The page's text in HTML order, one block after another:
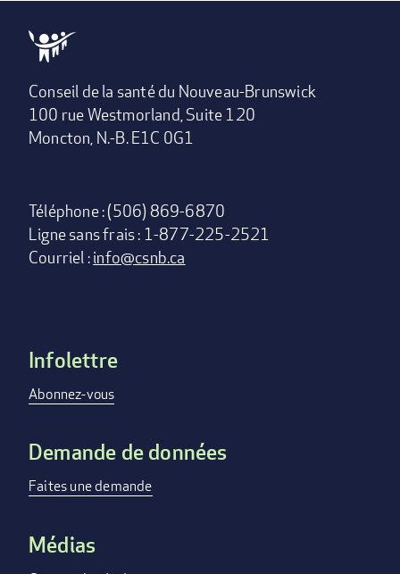
Conseil de la santé du Nouveau-Brunswick
100 rue Westmorland, Suite 120
Moncton, N.-B. E1C 0G1
Téléphone : (506) 869-6870
Ligne sans frais : 1-877-225-2521
Courriel :info@csnb.ca
Footer
menu
Infolettre
Abonnez-vous
Demande de données
Faites une demande
Médias